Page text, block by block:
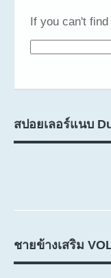
If you can't
สปอยเลอร์แนบ
ชายข้างเสริม